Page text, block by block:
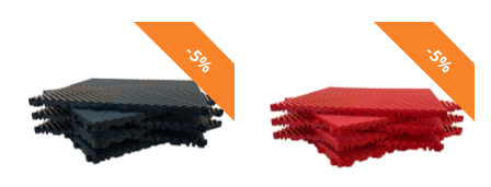
$ 23.904.$ 22.709.
$ 23.904.$
5% 5%